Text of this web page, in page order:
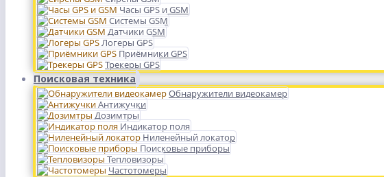
Часы GPS и GSM
Системы GSM
Датчики GSM
Логеры GPS
Приёмники GPS
Трекеры GPS
Поисковая техника
Обнаружители видеокамер
Антижучки
Дозимтры
Индикатор поля
Ниленейный локатор
Поисковые приборы
Тепловизоры
Частотомеры